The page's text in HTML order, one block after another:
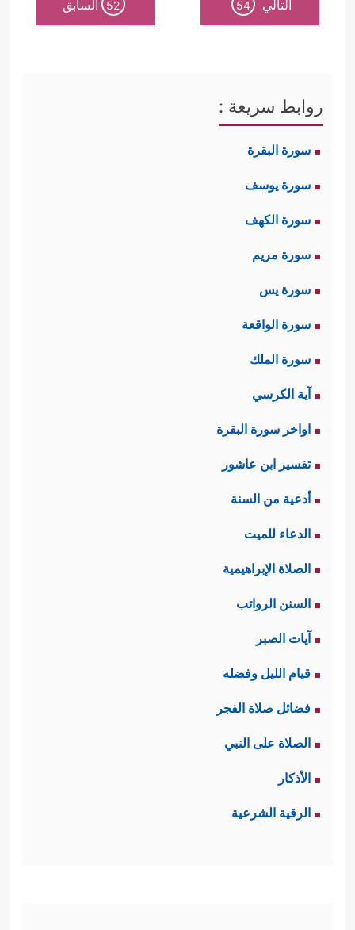
التالي 54
52 السابق
روابط سريعة :
سورة البقرة
سورة يوسف
سورة الكهف
سورة مريم
سورة يس
سورة الواقعة
سورة الملك
آية الكرسي
اواخر سورة البقرة
تفسير ابن عاشور
أدعية من السنة
الدعاء للميت
الصلاة الإبراهيمية
السنن الرواتب
آيات الصبر
قيام الليل وفضله
فضائل صلاة الفجر
الصلاة على النبي
الأذكار
الرقية الشرعية